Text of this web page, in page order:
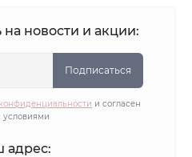
новости и акции:
Подписаться
и согласен
условиями
адрес: